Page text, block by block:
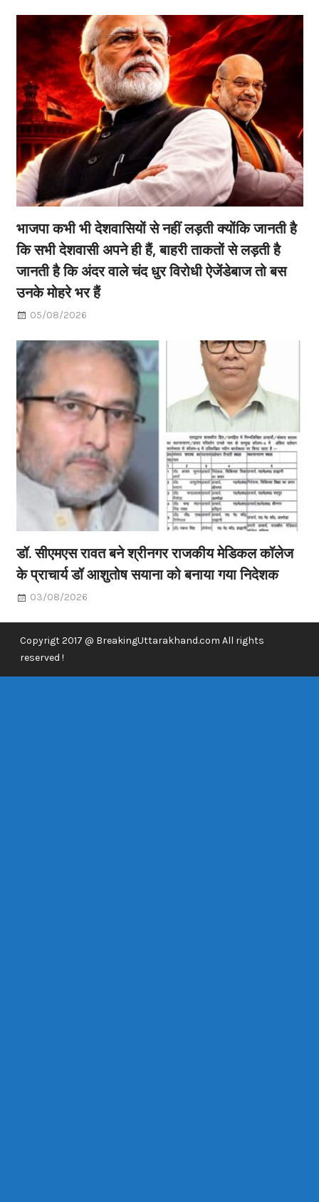
भाजपा कभी भी देशवासियों से नहीं लड़ती क्योंकि जानती है
कि सभी देशवासी अपने ही हैं, बाहरी ताकतों से लड़ती है
जानती है कि अंदर वाले चंद धुर विरोधी ऐजेंडेबाज तो बस
उनके मोहरे भर हैं
05/08/2026
डॉ. सीएमएस रावत बने श्रीनगर राजकीय मेडिकल कॉलेज
के प्राचार्य डॉ आशुतोष सयाना को बनाया गया निदेशक
03/08/2026
Copyrigt 2017 @ BreakingUttarakhand.com All rights
reserved !